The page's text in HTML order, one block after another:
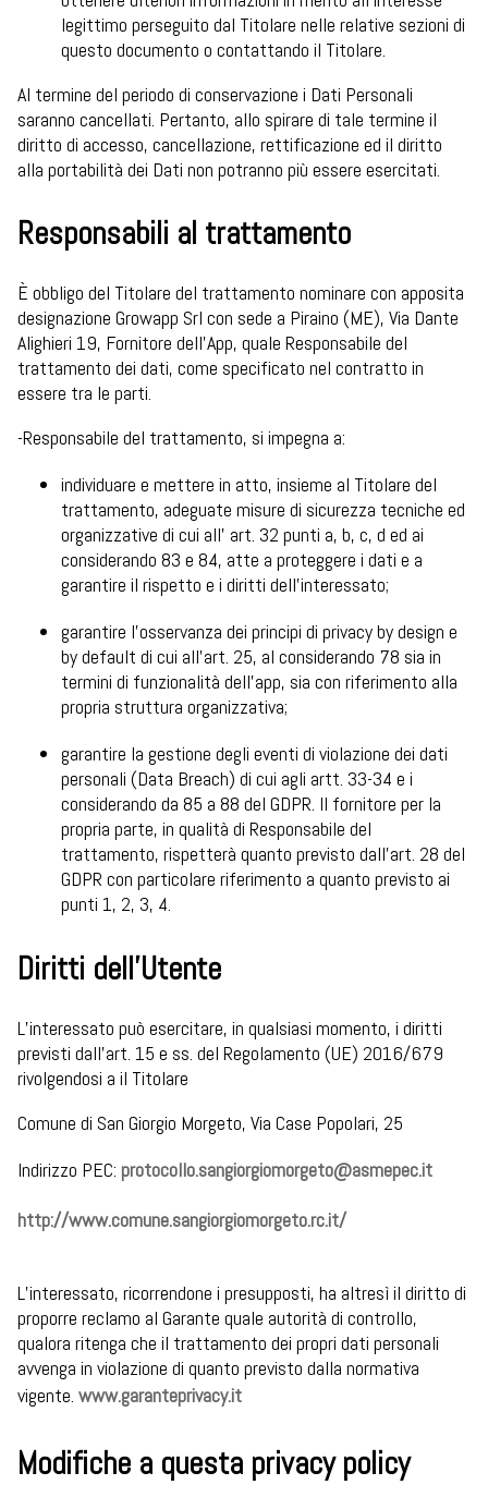
legittimo perseguito dal Titolare nelle relative sezioni di
questo documento o contattando il Titolare.
Al termine del periodo di conservazione i Dati Personali
saranno cancellati. Pertanto, allo spirare di tale termine il
diritto di accesso, cancellazione, rettificazione ed il diritto
alla portabilità dei Dati non potranno più essere esercitati.
Responsabili al trattamento
È obbligo del Titolare del trattamento nominare con apposita
designazione Growapp Srl con sede a Piraino (ME), Via Dante
Alighieri 19, Fornitore dell’App, quale Responsabile del
trattamento dei dati, come specificato nel contratto in
essere tra le parti.
-Responsabile del trattamento, si impegna a:
individuare e mettere in atto, insieme al Titolare del
trattamento, adeguate misure di sicurezza tecniche ed
organizzative di cui all’ art. 32 punti a, b, c, d ed ai
considerando 83 e 84, atte a proteggere i dati e a
garantire il rispetto e i diritti dell’interessato;
garantire l’osservanza dei principi di privacy by design e
by default di cui all’art. 25, al considerando 78 sia in
termini di funzionalità dell’app, sia con riferimento alla
propria struttura organizzativa;
garantire la gestione degli eventi di violazione dei dati
personali (Data Breach) di cui agli artt. 33-34 e i
considerando da 85 a 88 del GDPR. Il fornitore per la
propria parte, in qualità di Responsabile del
trattamento, rispetterà quanto previsto dall’art. 28 del
GDPR con particolare riferimento a quanto previsto ai
punti 1, 2, 3, 4.
Diritti dell’Utente
L’interessato può esercitare, in qualsiasi momento, i diritti
previsti dall’art. 15 e ss. del Regolamento (UE) 2016/679
rivolgendosi a il Titolare
Comune di San Giorgio Morgeto, Via Case Popolari, 25
Indirizzo PEC: protocollo.sangiorgiomorgeto@asmepec.it
http://www.comune.sangiorgiomorgeto.rc.it/
L’interessato, ricorrendone i presupposti, ha altresì il diritto di
proporre reclamo al Garante quale autorità di controllo,
qualora ritenga che il trattamento dei propri dati personali
avvenga in violazione di quanto previsto dalla normativa
vigente. www.garanteprivacy.it
Modifiche a questa privacy policy